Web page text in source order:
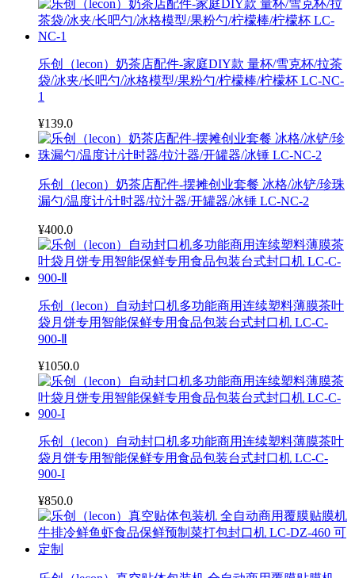
乐创（lecon）奶茶店配件-家庭DIY款 量杯/雪克杯/拉茶
袋/冰夹/长吧勺/冰格模型/果粉勺/柠檬棒/柠檬杯 LC-NC-
1
¥139.0
乐创（lecon）奶茶店配件-摆摊创业套餐 冰格/冰铲/珍珠
漏勺/温度计/计时器/拉汁器/开罐器/冰锤 LC-NC-2
¥400.0
乐创（lecon）自动封口机多功能商用连续塑料薄膜茶叶
袋月饼专用智能保鲜专用食品包装台式封口机 LC-C-
900-Ⅱ
¥1050.0
乐创（lecon）自动封口机多功能商用连续塑料薄膜茶叶
袋月饼专用智能保鲜专用食品包装台式封口机 LC-C-
900-I
¥850.0